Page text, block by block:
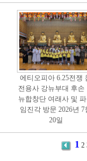
에티오피아 6.25전쟁
전용사 강뉴부대 후손
뉴합창단 여래사 및
임진각 방문 2026년 7
20일
1 2